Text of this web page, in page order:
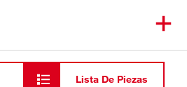
Lista De Piezas